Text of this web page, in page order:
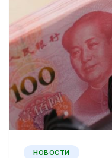
НОВОСТИ